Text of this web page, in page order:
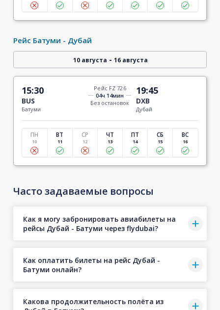
Рейс Батуми - Дубай
10 августа - 16 августа
15:30
BUS
Батуми
Рейс FZ 726
04ч 14мин
Без остановок
19:45
DXB
Дубай
ПН
10
ВТ
11
СР
12
ЧТ
13
ПТ
14
СБ
15
ВС
16
Часто задаваемые вопросы
Как я могу забронировать авиабилеты на
рейсы Дубай - Батуми через flydubai?
Как оплатить билеты на рейс Дубай -
Батуми онлайн?
Какова продолжительность полёта из